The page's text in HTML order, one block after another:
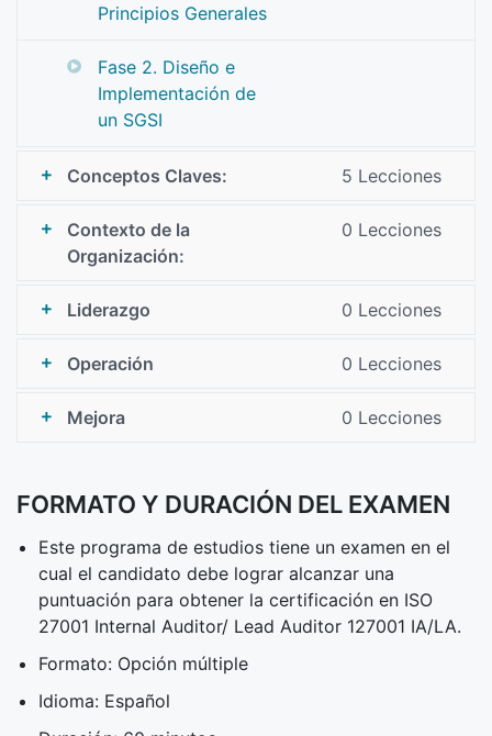
Principios Generales
Fase 2. Diseño e
Implementación de
un SGSI
Conceptos Claves: 5 Lecciones
Contexto de la
Organización:
0 Lecciones
Liderazgo 0 Lecciones
Operación 0 Lecciones
Mejora 0 Lecciones
FORMATO Y DURACIÓN DEL EXAMEN
Este programa de estudios tiene un examen en el
cual el candidato debe lograr alcanzar una
puntuación para obtener la certificación en ISO
27001 Internal Auditor/ Lead Auditor 127001 IA/LA.
Formato: Opción múltiple
Idioma: Español